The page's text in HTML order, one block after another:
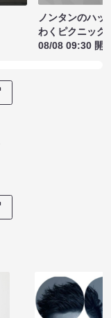
ノンタンのハッ
わくピクニック
08/08 09:30 開